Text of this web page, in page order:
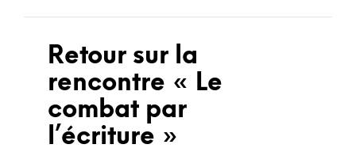
Retour sur la
rencontre « Le
combat par
l’écriture »